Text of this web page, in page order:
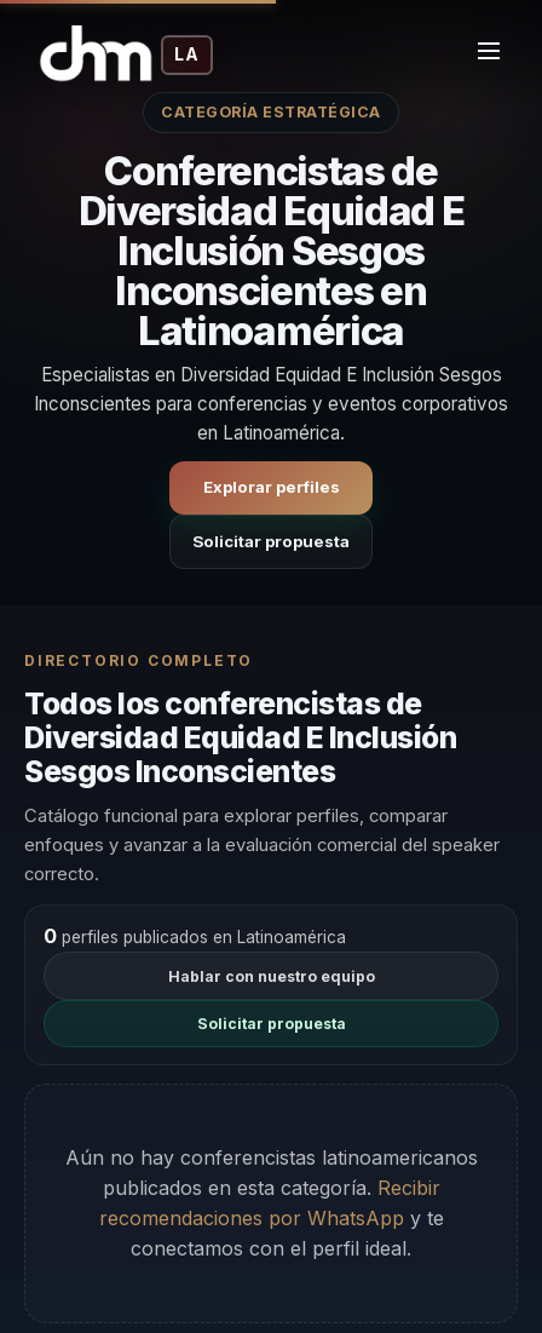
LA
CATEGORÍA ESTRATÉGICA
Conferencistas de
Diversidad Equidad E
Inclusión Sesgos
Inconscientes en
Latinoamérica
Especialistas en Diversidad Equidad E Inclusión Sesgos
Inconscientes para conferencias y eventos corporativos
en Latinoamérica.
Explorar perfiles
Solicitar propuesta
DIRECTORIO COMPLETO
Todos los conferencistas de
Diversidad Equidad E Inclusión
Sesgos Inconscientes
Catálogo funcional para explorar perfiles, comparar
enfoques y avanzar a la evaluación comercial del speaker
correcto.
0perfiles publicados en Latinoamérica
Hablar con nuestro equipo
Solicitar propuesta
Aún no hay conferencistas latinoamericanos
publicados en esta categoría. Recibir
recomendaciones por WhatsApp y te
conectamos con el perfil ideal.